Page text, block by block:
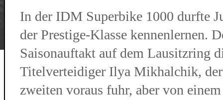
In der IDM Superbike 1000 durfte
der Prestige-Klasse kennenlernen.
Saisonauftakt auf dem Lausitzring
Titelverteidiger Ilya Mikhalchik, der
zweiten voraus fuhr, aber von